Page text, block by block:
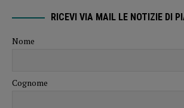
RICEVI VIA MAIL LE NOTIZIE DI
Nome
Cognome